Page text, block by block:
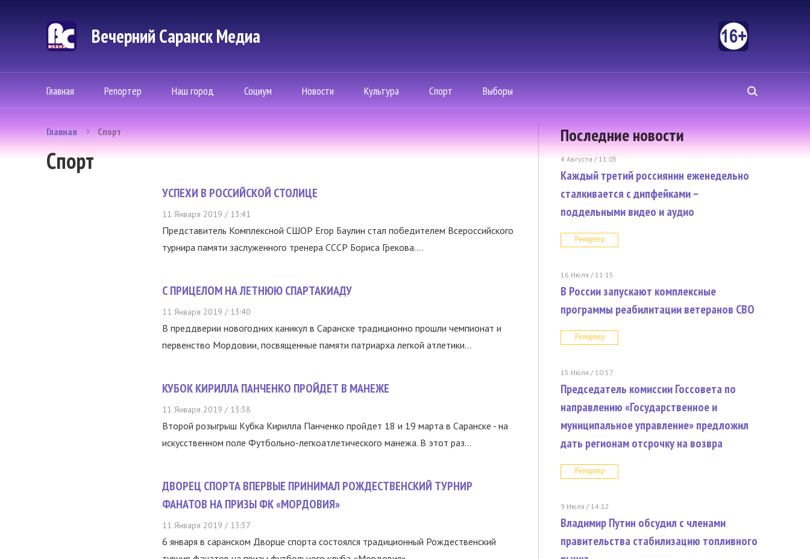
Вечерний Саранск Mедиа
Главная Репортер Наш город Социум Новости Культура Спорт Выборы
Главная Спорт
Спорт
УСПЕХИ В РОССИЙСКОЙ СТОЛИЦЕ
11 Января 2019 / 13:41
Представитель Комплексной СШОР Егор Баулин стал победителем Всероссийского
турнира памяти заслуженного тренера СССР Бориса Грекова....
С ПРИЦЕЛОМ НА ЛЕТНЮЮ СПАРТАКИАДУ
11 Января 2019 / 13:40
В преддверии новогодних каникул в Саранске традиционно прошли чемпионат и
первенство Мордовии, посвященные памяти патриарха легкой атлетики...
КУБОК КИРИЛЛА ПАНЧЕНКО ПРОЙДЕТ В МАНЕЖЕ
11 Января 2019 / 13:38
Второй розыгрыш Кубка Кирилла Панченко пройдет 18 и 19 марта в Саранске - на
искусственном поле Футбольно-легкоатлетического манежа. В этот раз...
ДВОРЕЦ СПОРТА ВПЕРВЫЕ ПРИНИМАЛ РОЖДЕСТВЕНСКИЙ ТУРНИР
ФАНАТОВ НА ПРИЗЫ ФК «МОРДОВИЯ»
11 Января 2019 / 13:37
6 января в саранском Дворце спорта состоялся традиционный Рождественский
Последние новости
4 Августа / 11:05
Каждый третий россиянин еженедельно
сталкивается с дипфейками –
поддельными видео и аудио
Репортер
16 Июля / 11:15
В России запускают комплексные
программы реабилитации ветеранов СВО
Репортер
15 Июля / 10:57
Председатель комиссии Госсовета по
направлению «Государственное и
муниципальное управление» предложил
дать регионам отсрочку на возвра
Репортер
9 Июля / 14:12
Владимир Путин обсудил с членами
правительства стабилизацию топливного